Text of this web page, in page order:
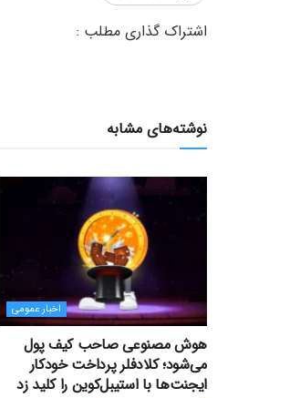
نوشته‌های مشابه
اخبار عمومی
هوش مصنوعی صاحب کیف پول
می‌شود؛ کلادفلر پرداخت خودکار
ایجنت‌ها با استیبل‌کوین را کلید زد